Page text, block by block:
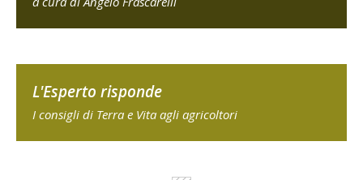
L'Esperto risponde
I consigli di Terra e Vita agli agricoltori